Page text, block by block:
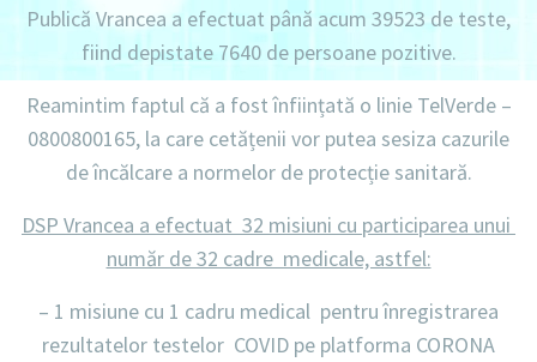
Publică Vrancea a efectuat până acum 39523 de teste,
fiind depistate 7640 de persoane pozitive.
Reamintim faptul că a fost înființată o linie TelVerde –
0800800165, la care cetățenii vor putea sesiza cazurile
de încălcare a normelor de protecție sanitară.
DSP Vrancea a efectuat 32 misiuni cu participarea unui
număr de 32 cadre medicale, astfel:
– 1 misiune cu 1 cadru medical pentru înregistrarea
rezultatelor testelor COVID pe platforma CORONA